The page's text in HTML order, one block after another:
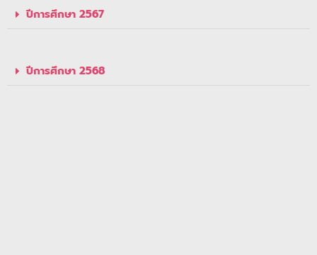
ปีการศึกษา 2567
ปีการศึกษา 2568